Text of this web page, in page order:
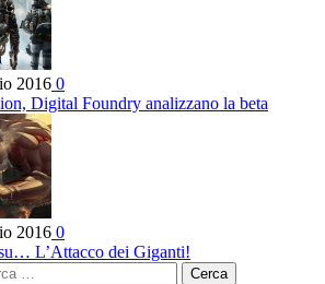
2016 0
Digital Foundry analizzano la beta
2016 0
L’Attacco dei Giganti!